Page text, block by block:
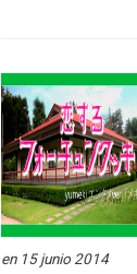
en 15 junio 2014